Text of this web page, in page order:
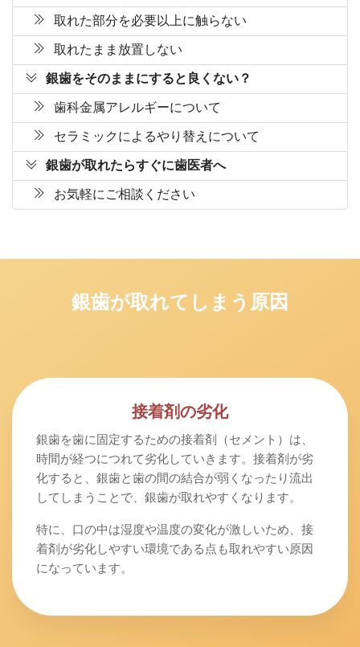
取れた部分を必要以上に触らない
取れたまま放置しない
銀歯をそのままにすると良くない？
歯科金属アレルギーについて
セラミックによるやり替えについて
銀歯が取れたらすぐに歯医者へ
お気軽にご相談ください
銀歯が取れてしまう原因
接着剤の劣化
銀歯を歯に固定するための接着剤（セメント）は、
時間が経つにつれて劣化していきます。接着剤が劣
化すると、銀歯と歯の間の結合が弱くなったり流出
してしまうことで、銀歯が取れやすくなります。
特に、口の中は湿度や温度の変化が激しいため、接
着剤が劣化しやすい環境である点も取れやすい原因
になっています。